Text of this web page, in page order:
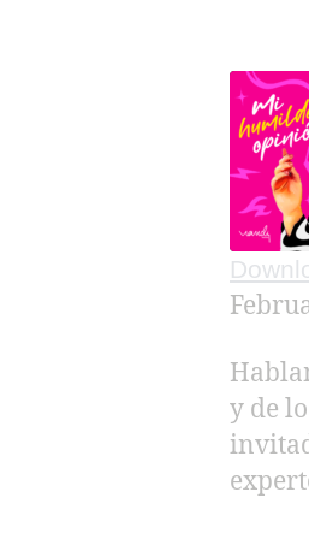
RSS
y de